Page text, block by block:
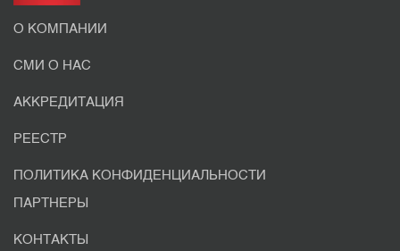
О КОМПАНИИ
СМИ О НАС
АККРЕДИТАЦИЯ
РЕЕСТР
ПОЛИТИКА КОНФИДЕНЦИАЛЬНОСТИ
ПАРТНЕРЫ
КОНТАКТЫ